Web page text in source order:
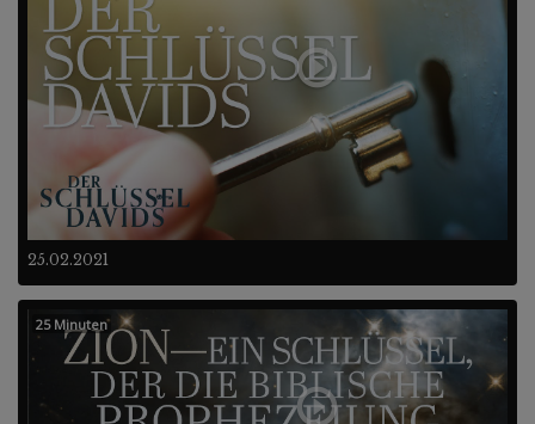
25.02.2021
25 Minuten